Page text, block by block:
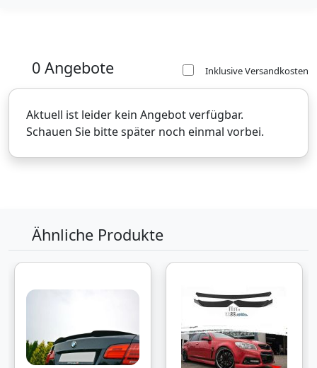
0 Angebote Inklusive Versandkosten
Aktuell ist leider kein Angebot verfügbar.
Schauen Sie bitte später noch einmal vorbei.
Ähnliche Produkte